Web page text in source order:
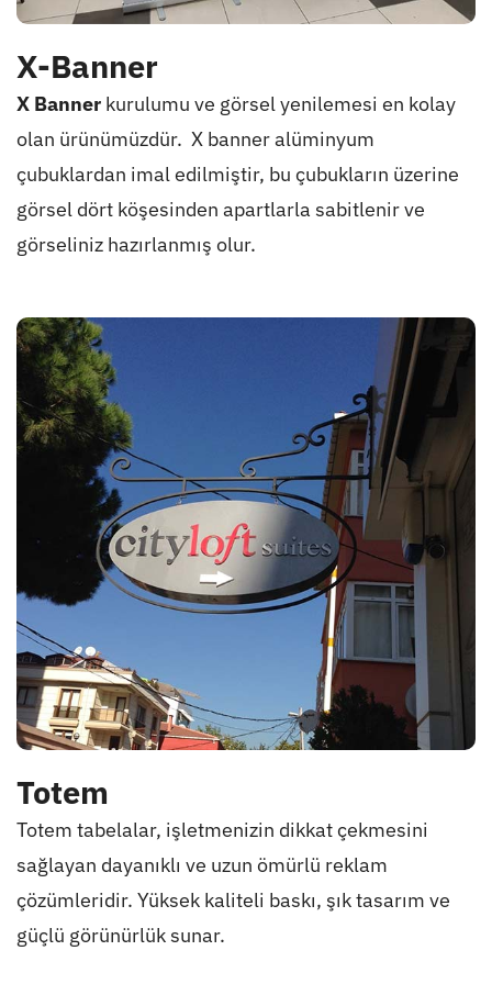
X-Banner
X Bannerkurulumu ve görsel yenilemesi en kolay
olan ürünümüzdür. X banner alüminyum
çubuklardan imal edilmiştir, bu çubukların üzerine
görsel dört köşesinden apartlarla sabitlenir ve
görseliniz hazırlanmış olur.
Totem
Totem tabelalar, işletmenizin dikkat çekmesini
sağlayan dayanıklı ve uzun ömürlü reklam
çözümleridir. Yüksek kaliteli baskı, şık tasarım ve
güçlü görünürlük sunar.